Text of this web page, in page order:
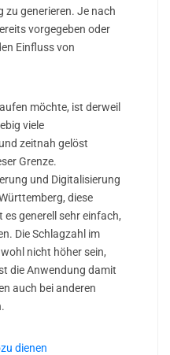
generieren. Je nach
vorgegeben oder
Einfluss von
möchte, ist derweil
viele
zeitnah gelöst
Grenze.
und Digitalisierung
diese
generell sehr einfach,
Die Schlagzahl im
nicht höher sein,
die Anwendung damit
auch bei anderen
dienen